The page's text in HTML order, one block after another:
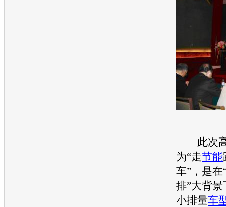
此次高
为“走节能
车”，是在
排”大背
小排量车